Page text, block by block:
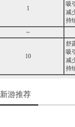
1
吸
减
持
～
10
舒
吸
减
持
新游推荐